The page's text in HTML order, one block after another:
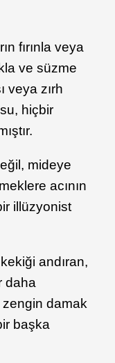
fırınla veya
ve süzme
veya zırh
hiçbir
mideye
acının
illüzyonist
andıran,
daha
damak
başka